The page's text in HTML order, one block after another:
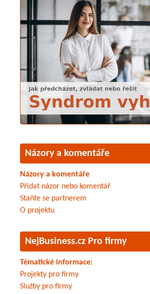
Názory a komentáře
Názory a komentáře
Přidat názor nebo komentář
Staňte se partnerem
O projektu
NejBusiness.cz Pro firmy
Tématické informace:
Projekty pro firmy
Služby pro firmy